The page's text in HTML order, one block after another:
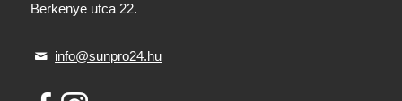
Berkenye utca 22.
info@sunpro24.hu